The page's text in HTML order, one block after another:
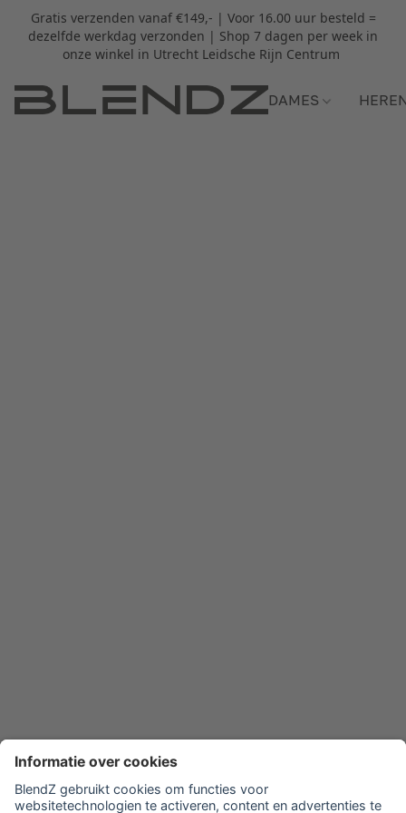
Gratis verzenden vanaf €149,- | Voor 16.00 uur besteld =
dezelfde werkdag verzonden | Shop 7 dagen per week in
onze winkel in Utrecht Leidsche Rijn Centrum
DAMES